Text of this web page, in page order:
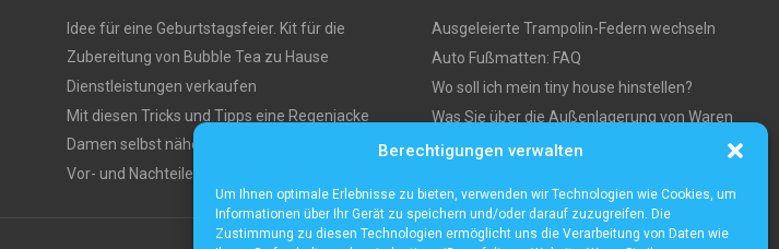
Berechtigungen verwalten
Um Ihnen optimale Erlebnisse zu bieten, verwenden wir Technologien wie Cookies, um
Informationen über Ihr Gerät zu speichern und/oder darauf zuzugreifen. Die
Zustimmung zu diesen Technologien ermöglicht uns die Verarbeitung von Daten wie
Idee für eine Geburtstagsfeier. Kit für die
Zubereitung von Bubble Tea zu Hause
Dienstleistungen verkaufen
Mit diesen Tricks und Tipps eine Regenjacke
Damen selbst nähen
Vor- und Nachteile von Tiny Houses
Ausgeleierte Trampolin-Federn wechseln
Auto Fußmatten: FAQ
Wo soll ich mein tiny house hinstellen?
Was Sie über die Außenlagerung von Waren
und Produkten wissen müssen